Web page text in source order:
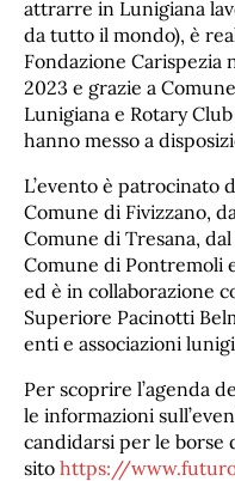
attrarre in Lunigiana
da tutto il mondo), è
Fondazione Carispezia
2023 e grazie a
Lunigiana e Rotary
hanno messo a
L’evento è patrocinato
Comune di Fivizzano,
Comune di Tresana,
Comune di Pontremoli
ed è in collaborazione
Superiore Pacinotti
enti e associazioni
Per scoprire l’agenda
le informazioni
candidarsi per le borse
sito https://